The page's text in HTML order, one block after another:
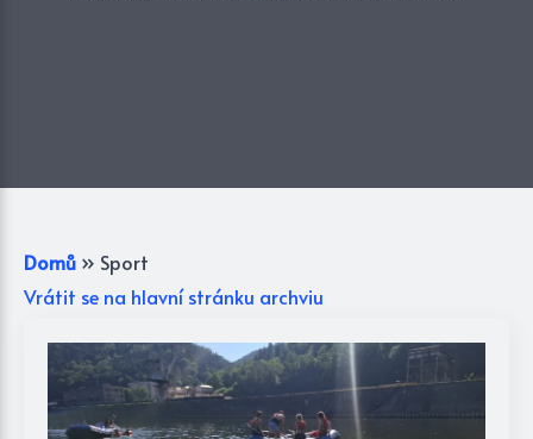
Domů » Sport
Vrátit se na hlavní stránku archviu